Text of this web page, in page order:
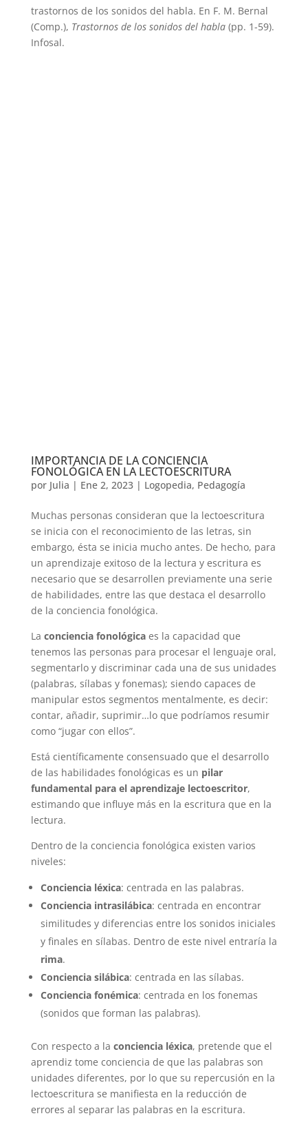
trastornos de los sonidos del habla. En F. M. Bernal
(Comp.), Trastornos de los sonidos del habla(pp. 1-59).
Infosal.
IMPORTANCIA DE LA CONCIENCIA
FONOLÓGICA EN LA LECTOESCRITURA
por Julia | Ene 2, 2023| Logopedia, Pedagogía
Muchas personas consideran que la lectoescritura
se inicia con el reconocimiento de las letras, sin
embargo, ésta se inicia mucho antes. De hecho, para
un aprendizaje exitoso de la lectura y escritura es
necesario que se desarrollen previamente una serie
de habilidades, entre las que destaca el desarrollo
de la conciencia fonológica.
La conciencia fonológicaes la capacidad que
tenemos las personas para procesar el lenguaje oral,
segmentarlo y discriminar cada una de sus unidades
(palabras, sílabas y fonemas); siendo capaces de
manipular estos segmentos mentalmente, es decir:
contar, añadir, suprimir…lo que podríamos resumir
como “jugar con ellos”.
Está científicamente consensuado que el desarrollo
de las habilidades fonológicas es un pilar
fundamental para el aprendizaje lectoescritor,
estimando que influye más en la escritura que en la
lectura.
Dentro de la conciencia fonológica existen varios
niveles:
Conciencia léxica: centrada en las palabras.
Conciencia intrasilábica: centrada en encontrar
similitudes y diferencias entre los sonidos iniciales
y finales en sílabas. Dentro de este nivel entraría la
rima.
Conciencia silábica: centrada en las sílabas.
Conciencia fonémica: centrada en los fonemas
(sonidos que forman las palabras).
Con respecto a la conciencia léxica, pretende que el
aprendiz tome conciencia de que las palabras son
unidades diferentes, por lo que su repercusión en la
lectoescritura se manifiesta en la reducción de
errores al separar las palabras en la escritura.